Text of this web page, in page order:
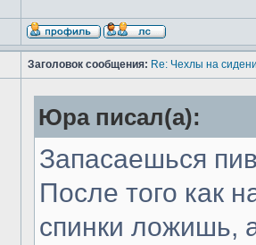
Заголовок сообщения: Re: Чехлы на
Юра писал(а):
Запасаешься
После того как
спинки ложишь,